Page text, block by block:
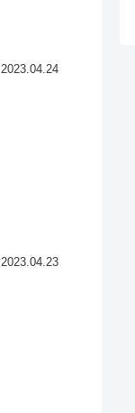
2023.04.24
2023.04.23